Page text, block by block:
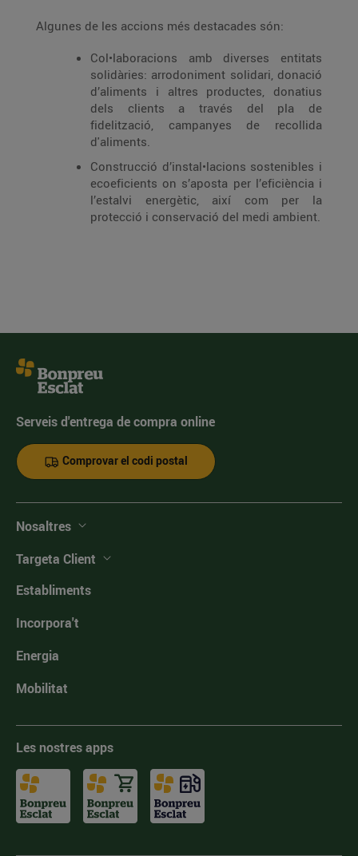
Algunes de les accions més destacades són:
Col•laboracions amb diverses entitats
solidàries: arrodoniment solidari, donació
d’aliments i altres productes, donatius
dels clients a través del pla de
fidelització, campanyes de recollida
d'aliments.
Construcció d’instal•lacions sostenibles i
ecoeficients on s’aposta per l’eficiència i
l’estalvi energètic, així com per la
protecció i conservació del medi ambient.
Serveis d'entrega de compra online
Comprovar el codi postal
Nosaltres
Targeta Client
Establiments
Incorpora't
Energia
Mobilitat
Les nostres apps